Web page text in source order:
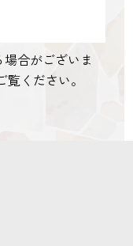
合がございま
ください。